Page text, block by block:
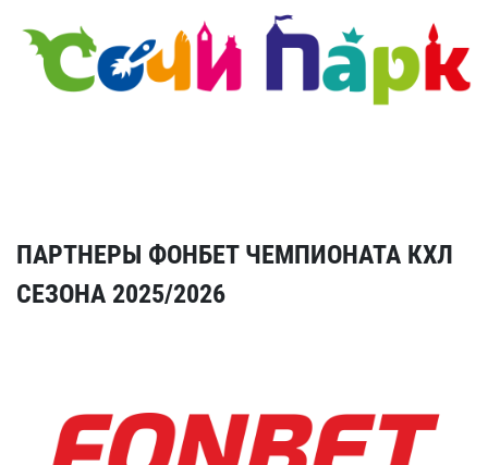
ПАРТНЕРЫ ФОНБЕТ ЧЕМПИОНАТА КХЛ
СЕЗОНА 2025/2026